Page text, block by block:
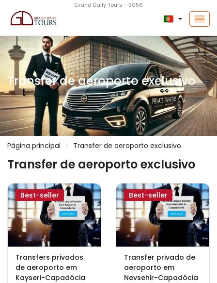
Grand Daily Tours - 5056
Transfer de aeroporto exclusivo
Página principal Transfer de aeroporto exclusivo
Transfer de aeroporto exclusivo
Best-seller
Transfers privados
de aeroporto em
Kayseri-Capadócia
Best-seller
Transfer privado de
aeroporto em
Nevsehir-Capadócia